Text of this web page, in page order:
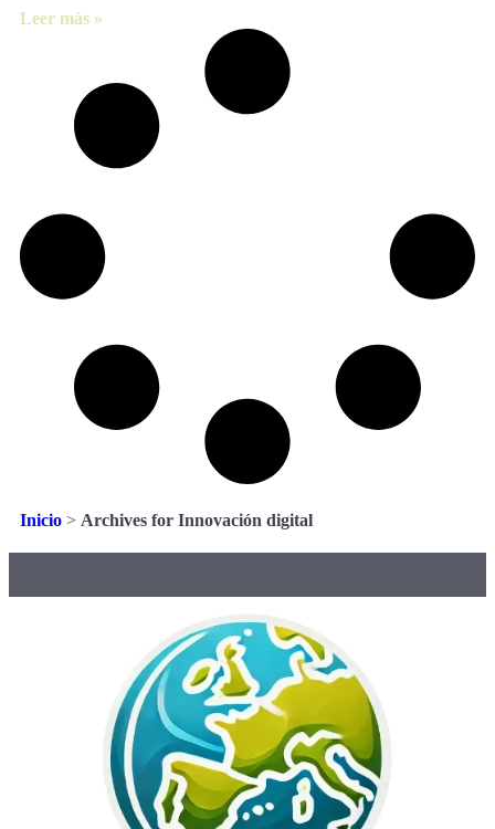
Leer más »
Inicio > Archives for Innovación digital